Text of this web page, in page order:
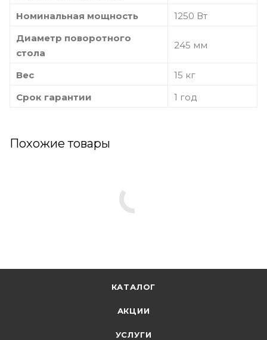
Номинальная мощность
1250 Вт
Диаметр поворотного
стола
245 мм
Вес
15 кг
Срок гарантии
1 год
Похожие товары
КАТАЛОГ
АКЦИИ
УСЛУГИ